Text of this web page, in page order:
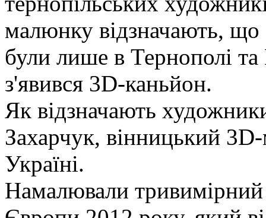
малюнку відзначають, що
були лише в Тернополі та
з'явився 3D-каньйон.
Як відзначають
Захарчук, вінницький
Україні.
Намалювали